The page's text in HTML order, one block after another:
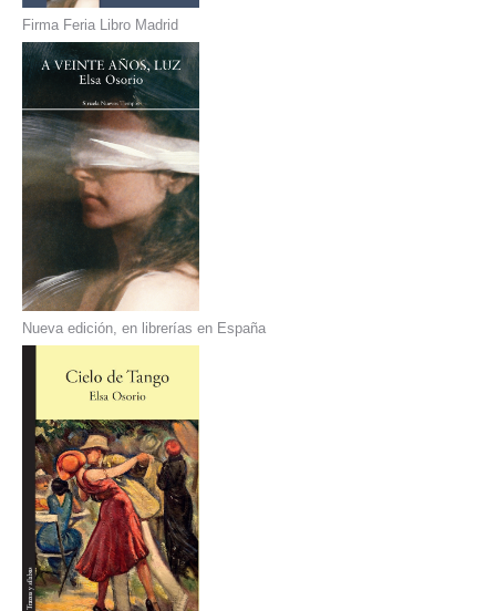
Firma Feria Libro Madrid
Nueva edición, en librerías en España